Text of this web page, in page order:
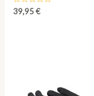
Rated
0
39,95€